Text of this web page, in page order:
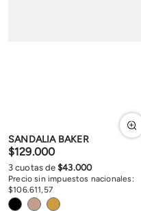
SANDALIA BAKER
$129.000
Precio sin impuestos nacionales:
$106. 611, 57
3 cuotas de$43.000